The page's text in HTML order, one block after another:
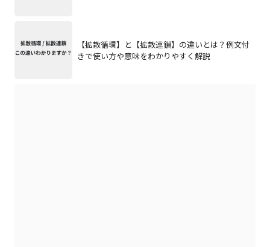
【拡散循環】と【拡散連鎖】の違いとは？例文付
きで使い方や意味をわかりやすく解説